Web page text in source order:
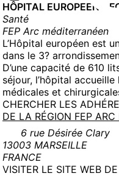
HÔPITAL EUROPEEN –
Santé
FEP Arc méditerranéen
L’Hôpital européen est
dans le 3?
D’une capacité de 610
séjour, l’hôpital
médicales et
CHERCHER LES
DE LA RÉGION FEP ARC
6 rue Désirée Clary
13003 MARSEILLE
FRANCE
VISITER LE SITE WEB